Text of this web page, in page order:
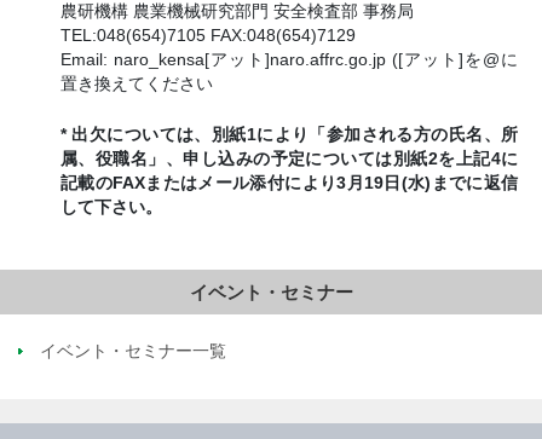
農研機構 農業機械研究部門 安全検査部 事務局
TEL:048(654)7105 FAX:048(654)7129
Email: naro_kensa[アット]naro.affrc.go.jp ([アット]を@に
置き換えてください
* 出欠については、別紙1により「参加される方の氏名、所
属、役職名」、申し込みの予定については別紙2を上記4に
記載のFAXまたはメール添付により3月19日(水)までに返信
して下さい。
イベント・セミナー
イベント・セミナー一覧